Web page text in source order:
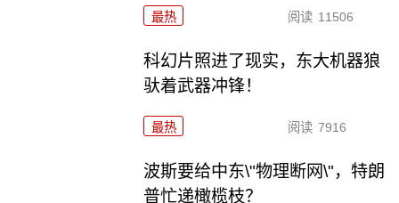
最热 阅读 11506
科幻片照进了现实，东大机器狼
驮着武器冲锋！
最热 阅读 7916
波斯要给中东\"物理断网\"，特朗
普忙递橄榄枝？